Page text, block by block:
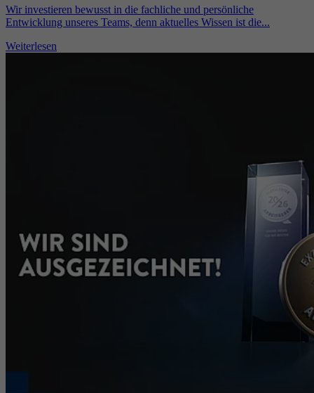
Wir investieren bewusst in die fachliche und persönliche
Entwicklung unseres Teams, denn aktuelles Wissen ist die...
Weiterlesen